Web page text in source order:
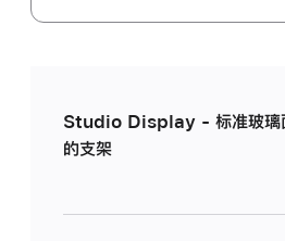
Studio Display - 标准玻璃
的支架